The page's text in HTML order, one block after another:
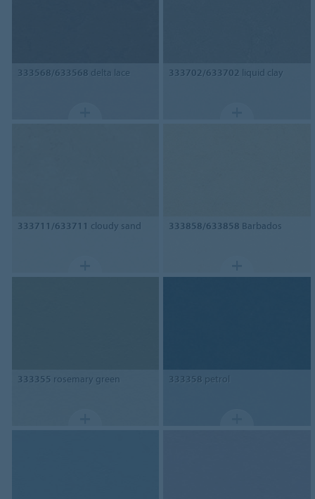
333568/633568 delta lace 333702/633702 liquid clay
333711/633711 cloudy sand 333858/633858 Barbados
333355 rosemary green 333358 petrol